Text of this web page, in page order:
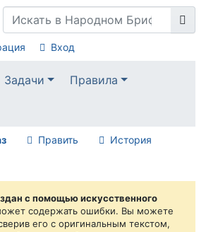
Вход
Задачи
Правила
Править История
с помощью искусственного
содержать ошибки. Вы можете
его с оригинальным текстом,